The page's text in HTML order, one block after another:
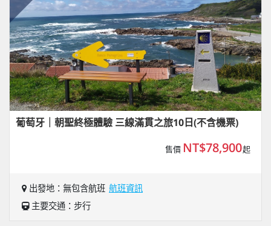
葡萄牙｜朝聖終極體驗 三線滿貫之旅10日(不含機票)
售價 NT$78,900起
出發地：無包含航班 航班資訊
主要交通：步行